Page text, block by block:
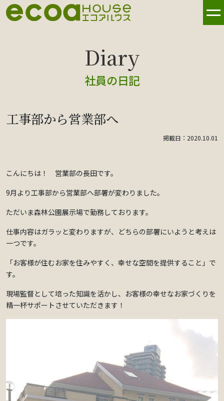
社員の日記
工事部から営業部へ
掲載日：2020.10.01
こんにちは！ 営業部の長田です。
9月より工事部から営業部へ部署が変わりました。
ただいま森林公園展示場で勤務しております。
仕事内容はガラッと変わりますが、どちらの部署にいようと考えは
一つです。
「お客様が住むお家を住みやすく、幸せな空間を提供すること」で
す。
現場監督として培った知識を活かし、お客様の幸せなお家づくりを
精一杯サポートさせていただきます！